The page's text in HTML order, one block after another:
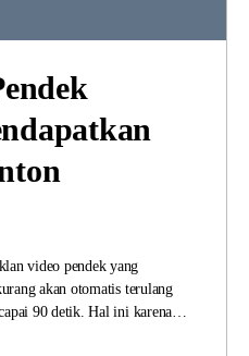
video pendek yang
akan otomatis terulang
90 detik. Hal ini karena…